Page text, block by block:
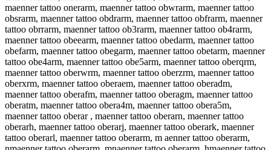
maenner tattoo onerarm, maenner tattoo obwrarm, maenner tattoo
obsrarm, maenner tattoo obdrarm, maenner tattoo obfrarm, maenner
tattoo obrrarm, maenner tattoo ob3rarm, maenner tattoo ob4rarm,
maenner tattoo obeearm, maenner tattoo obedarm, maenner tattoo
obefarm, maenner tattoo obegarm, maenner tattoo obetarm, maenner
tattoo obe4arm, maenner tattoo obe5arm, maenner tattoo oberqrm,
maenner tattoo oberwrm, maenner tattoo oberzrm, maenner tattoo
oberxrm, maenner tattoo oberaem, maenner tattoo oberadm,
maenner tattoo oberafm, maenner tattoo oberagm, maenner tattoo
oberatm, maenner tattoo obera4m, maenner tattoo obera5m,
maenner tattoo oberar , maenner tattoo oberarn, maenner tattoo
oberarh, maenner tattoo oberarj, maenner tattoo oberark, maenner
tattoo oberarl, maenner tattoo oberarm, m aenner tattoo oberarm,